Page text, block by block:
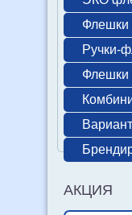
Флешки
Ручки-
Флешки
АКЦИЯ